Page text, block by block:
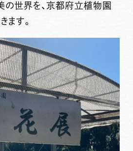
の世界を、京都府立植物園
ます。